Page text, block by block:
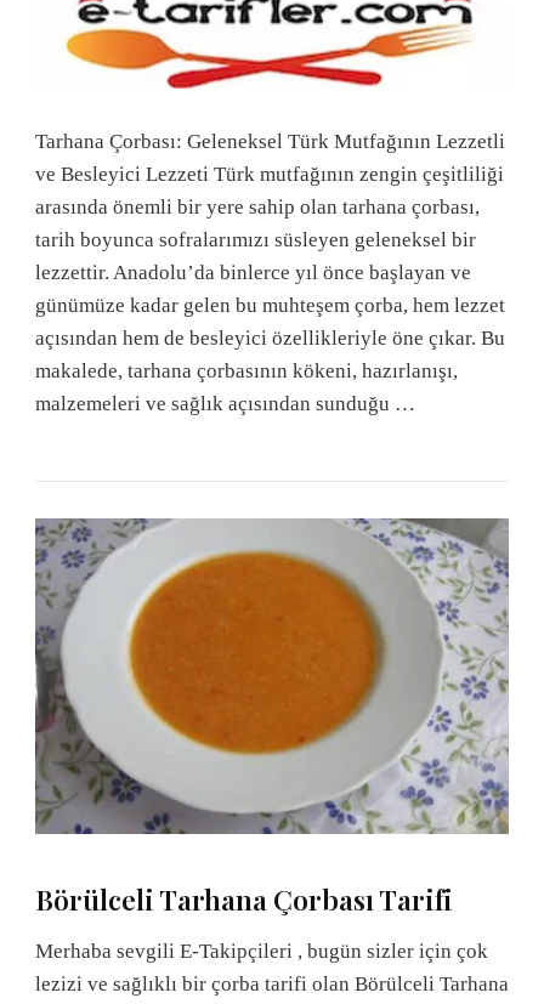
Tarhana Çorbası: Geleneksel Türk Mutfağının Lezzetli
ve Besleyici Lezzeti Türk mutfağının zengin çeşitliliği
arasında önemli bir yere sahip olan tarhana çorbası,
tarih boyunca sofralarımızı süsleyen geleneksel bir
lezzettir. Anadolu’da binlerce yıl önce başlayan ve
günümüze kadar gelen bu muhteşem çorba, hem lezzet
açısından hem de besleyici özellikleriyle öne çıkar. Bu
makalede, tarhana çorbasının kökeni, hazırlanışı,
malzemeleri ve sağlık açısından sunduğu …
Börülceli Tarhana Çorbası Tarifi
Merhaba sevgili E-Takipçileri , bugün sizler için çok
lezizi ve sağlıklı bir çorba tarifi olan Börülceli Tarhana